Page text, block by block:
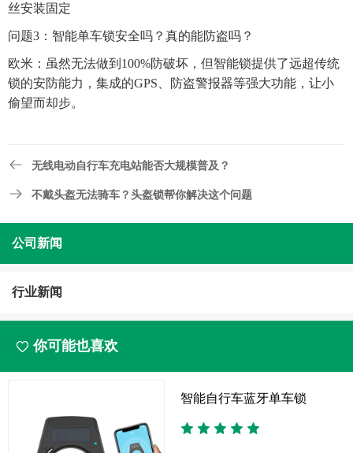
丝安装固定
问题3：智能单车锁安全吗？真的能防盗吗？
欧米：虽然无法做到100%防破坏，但智能锁提供了远超传统
锁的安防能力，集成的GPS、防盗警报器等强大功能，让小
偷望而却步。
无线电动自行车充电站能否大规模普及？
不戴头盔无法骑车？头盔锁帮你解决这个问题
公司新闻
行业新闻
你可能也喜欢
智能自行车蓝牙单车锁